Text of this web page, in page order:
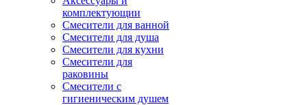
комплектующии
Смесители для ванной
Смесители для душа
Смесители для кухни
Смесители для
раковины
Смесители с
гигиеническим душем